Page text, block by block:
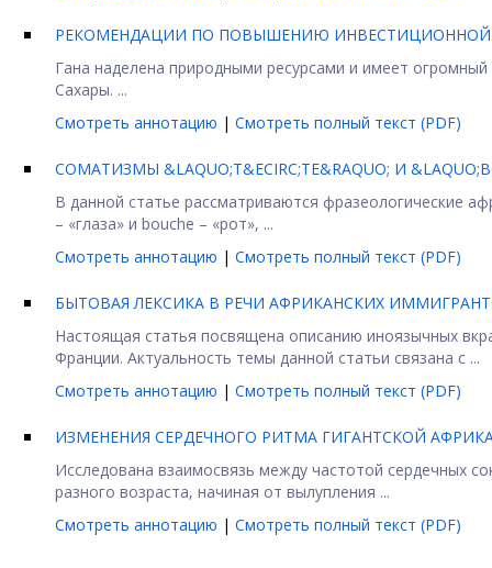
РЕКОМЕНДАЦИИ ПО ПОВЫШЕНИЮ ИНВЕСТИЦИОННОЙ
Гана наделена природными ресурсами и имеет
Сахары. ...
Смотреть аннотацию | Смотреть полный текст (PDF)
СОМАТИЗМЫ &LAQUO;T&ECIRC;TE&RAQUO; И
В данной статье рассматриваются фразеологические
– «глаза» и bouche – «рот», ...
Смотреть аннотацию | Смотреть полный текст (PDF)
БЫТОВАЯ ЛЕКСИКА В РЕЧИ АФРИКАНСКИХ
Настоящая статья посвящена описанию иноязычных
Франции. Актуальность темы данной статьи связана с ...
Смотреть аннотацию | Смотреть полный текст (PDF)
ИЗМЕНЕНИЯ СЕРДЕЧНОГО РИТМА ГИГАНТСКОЙ
Исследована взаимосвязь между частотой сердечных
разного возраста, начиная от вылупления ...
Смотреть аннотацию | Смотреть полный текст (PDF)